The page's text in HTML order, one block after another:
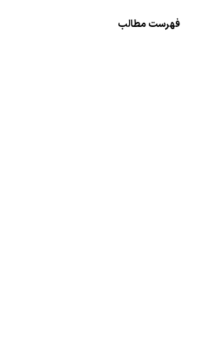
فهرست مطالب